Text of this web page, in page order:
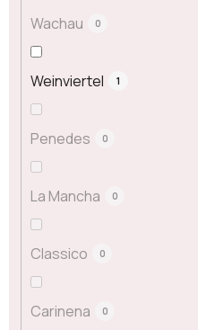
Wachau 0
Weinviertel 1
Penedes 0
La Mancha 0
Classico 0
Carinena 0